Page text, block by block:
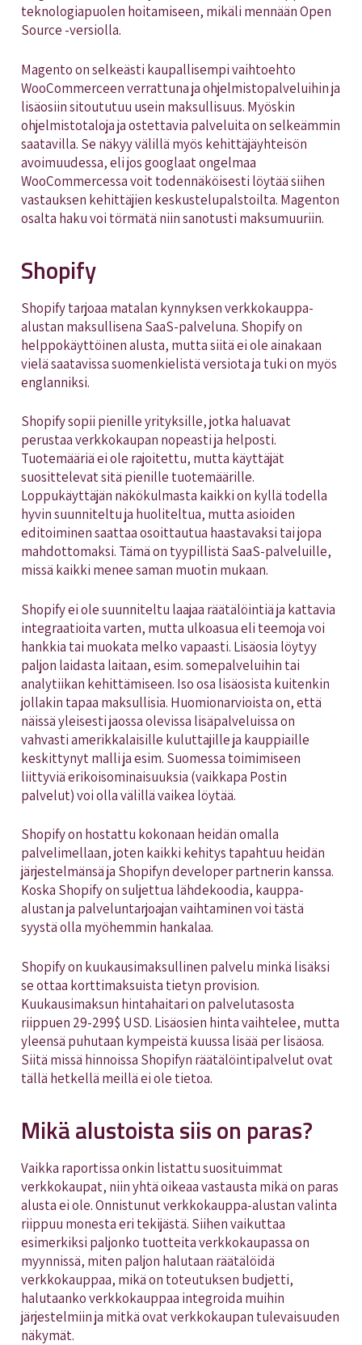
teknologiapuolen hoitamiseen, mikäli mennään Open
Source -versiolla.
Magento on selkeästi kaupallisempi vaihtoehto
WooCommerceen verrattuna ja ohjelmistopalveluihin ja
lisäosiin sitoututuu usein maksullisuus. Myöskin
ohjelmistotaloja ja ostettavia palveluita on selkeämmin
saatavilla. Se näkyy välillä myös kehittäjäyhteisön
avoimuudessa, eli jos googlaat ongelmaa
WooCommercessa voit todennäköisesti löytää siihen
vastauksen kehittäjien keskustelupalstoilta. Magenton
osalta haku voi törmätä niin sanotusti maksumuuriin.
Shopify
Shopify tarjoaa matalan kynnyksen verkkokauppa-
alustan maksullisena SaaS-palveluna. Shopify on
helppokäyttöinen alusta, mutta siitä ei ole ainakaan
vielä saatavissa suomenkielistä versiota ja tuki on myös
englanniksi.
Shopify sopii pienille yrityksille, jotka haluavat
perustaa verkkokaupan nopeasti ja helposti.
Tuotemääriä ei ole rajoitettu, mutta käyttäjät
suosittelevat sitä pienille tuotemäärille.
Loppukäyttäjän näkökulmasta kaikki on kyllä todella
hyvin suunniteltu ja huoliteltua, mutta asioiden
editoiminen saattaa osoittautua haastavaksi tai jopa
mahdottomaksi. Tämä on tyypillistä SaaS-palveluille,
missä kaikki menee saman muotin mukaan.
Shopify ei ole suunniteltu laajaa räätälöintiä ja kattavia
integraatioita varten, mutta ulkoasua eli teemoja voi
hankkia tai muokata melko vapaasti. Lisäosia löytyy
paljon laidasta laitaan, esim. somepalveluihin tai
analytiikan kehittämiseen. Iso osa lisäosista kuitenkin
jollakin tapaa maksullisia. Huomionarvioista on, että
näissä yleisesti jaossa olevissa lisäpalveluissa on
vahvasti amerikkalaisille kuluttajille ja kauppiaille
keskittynyt malli ja esim. Suomessa toimimiseen
liittyviä erikoisominaisuuksia (vaikkapa Postin
palvelut) voi olla välillä vaikea löytää.
Shopify on hostattu kokonaan heidän omalla
palvelimellaan, joten kaikki kehitys tapahtuu heidän
järjestelmänsä ja Shopifyn developer partnerin kanssa.
Koska Shopify on suljettua lähdekoodia, kauppa-
alustan ja palveluntarjoajan vaihtaminen voi tästä
syystä olla myöhemmin hankalaa.
Shopify on kuukausimaksullinen palvelu minkä lisäksi
se ottaa korttimaksuista tietyn provision.
Kuukausimaksun hintahaitari on palvelutasosta
riippuen 29-299$ USD. Lisäosien hinta vaihtelee, mutta
yleensä puhutaan kympeistä kuussa lisää per lisäosa.
Siitä missä hinnoissa Shopifyn räätälöintipalvelut ovat
tällä hetkellä meillä ei ole tietoa.
Mikä alustoista siis on paras?
Vaikka raportissa onkin listattu suosituimmat
verkkokaupat, niin yhtä oikeaa vastausta mikä on paras
alusta ei ole. Onnistunut verkkokauppa-alustan valinta
riippuu monesta eri tekijästä. Siihen vaikuttaa
esimerkiksi paljonko tuotteita verkkokaupassa on
myynnissä, miten paljon halutaan räätälöidä
verkkokauppaa, mikä on toteutuksen budjetti,
halutaanko verkkokauppaa integroida muihin
järjestelmiin ja mitkä ovat verkkokaupan tulevaisuuden
näkymät.